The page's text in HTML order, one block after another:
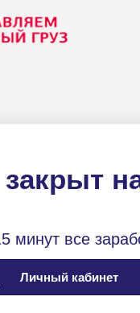
минут все
Личный кабинет